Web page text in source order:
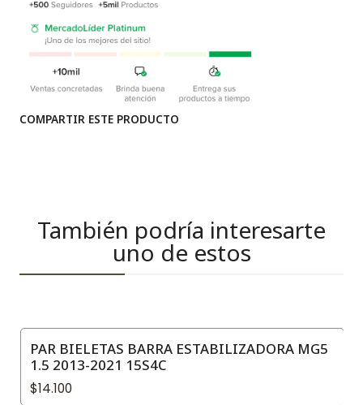
COMPARTIR ESTE PRODUCTO
También podría interesarte
uno de estos
PAR BIELETAS BARRA ESTABILIZADORA MG5
1.5 2013-2021 15S4C
$14.100